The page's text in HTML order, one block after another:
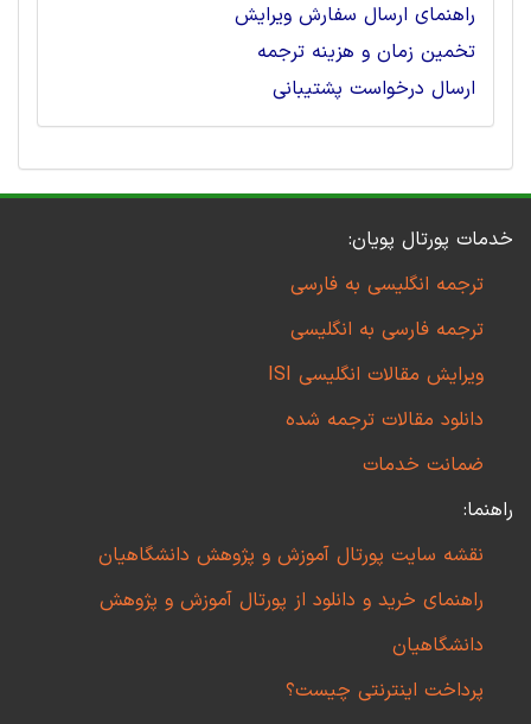
راهنمای ارسال سفارش ویرایش
تخمین زمان و هزینه ترجمه
ارسال درخواست پشتیبانی
خدمات پورتال پویان:
ترجمه انگلیسی به فارسی
ترجمه فارسی به انگلیسی
ویرایش مقالات انگلیسی ISI
دانلود مقالات ترجمه شده
ضمانت خدمات
راهنما:
نقشه سایت پورتال آموزش و پژوهش دانشگاهیان
راهنمای خرید و دانلود از پورتال آموزش و پژوهش
دانشگاهیان
پرداخت اینترنتی چیست؟